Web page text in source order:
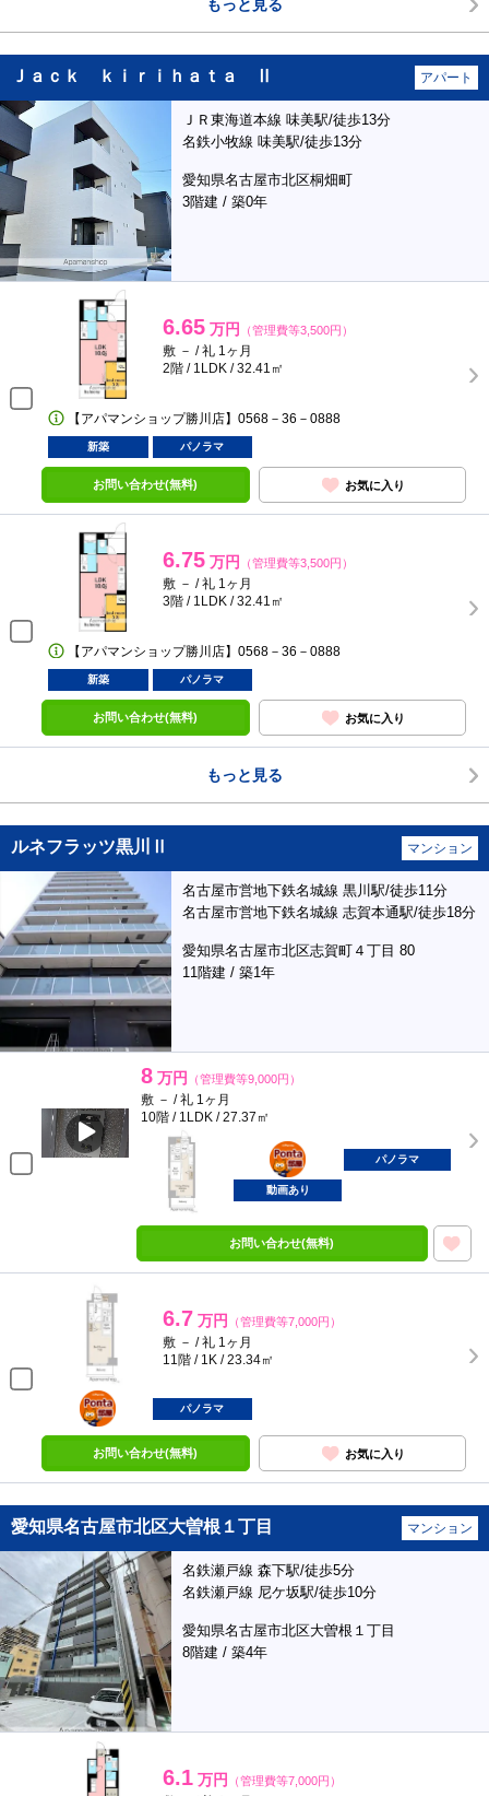
もっと見る
Ｊａｃｋ ｋｉｒｉｈａｔａ Ⅱ アパート
ＪＲ東海道本線 味美駅/徒歩13分
名鉄小牧線 味美駅/徒歩13分
愛知県名古屋市北区桐畑町
3階建 / 築0年
6.65 万円 （管理費等3,500円）
敷 － / 礼 1ヶ月
2階 / 1LDK / 32.41㎡
【アパマンショップ勝川店】0568－36－0888
新築 パノラマ
お問い合わせ(無料) お気に入り
6.75 万円 （管理費等3,500円）
敷 － / 礼 1ヶ月
3階 / 1LDK / 32.41㎡
【アパマンショップ勝川店】0568－36－0888
新築 パノラマ
お問い合わせ(無料) お気に入り
もっと見る
ルネフラッツ黒川Ⅱ マンション
名古屋市営地下鉄名城線 黒川駅/徒歩11分
名古屋市営地下鉄名城線 志賀本通駅/徒歩18分
愛知県名古屋市北区志賀町４丁目 80
11階建 / 築1年
8 万円 （管理費等9,000円）
敷 － / 礼 1ヶ月
10階 / 1LDK / 27.37㎡
ポンタ
部屋
パノラマ
動画あり
お問い合わせ(無料)
6.7 万円 （管理費等7,000円）
敷 － / 礼 1ヶ月
11階 / 1K / 23.34㎡
ポンタ
部屋
パノラマ
お問い合わせ(無料) お気に入り
愛知県名古屋市北区大曽根１丁目 マンション
名鉄瀬戸線 森下駅/徒歩5分
名鉄瀬戸線 尼ケ坂駅/徒歩10分
愛知県名古屋市北区大曽根１丁目
8階建 / 築4年
6.1 万円 （管理費等7,000円）